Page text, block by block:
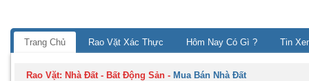
Trang Chủ Rao Vặt Xác Thực Hôm Nay Có Gì ? Tin
Rao Vặt: Nhà Đất - Bất Động Sản - Mua Bán Nhà Đất